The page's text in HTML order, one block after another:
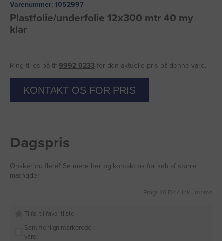
Varenummer: 1052997
Plastfolie/underfolie 12x300 mtr 40 my
klar
Ring til os på tlf 9992 0233 for den aktuelle pris på denne vare.
KONTAKT OS FOR PRIS
Dagspris
Ønsker du flere? Se mere her og kontakt os for køb af større
mængder.
Fragt 49 DKK inkl. moms
Tilføj til favoritliste
Sammenlign markerede
varer